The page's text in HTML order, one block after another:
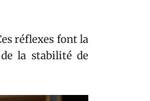
réflexes font la
la stabilité de